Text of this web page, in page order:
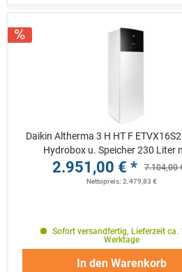
Daikin Altherma 3 H HT F
Hydrobox u. Speicher 230 Liter
2.951,00 € * 7.104,00
Nettopreis: 2.479,83 €
Sofort versandfertig, Lieferzeit ca.
Werktage
In den Warenkorb